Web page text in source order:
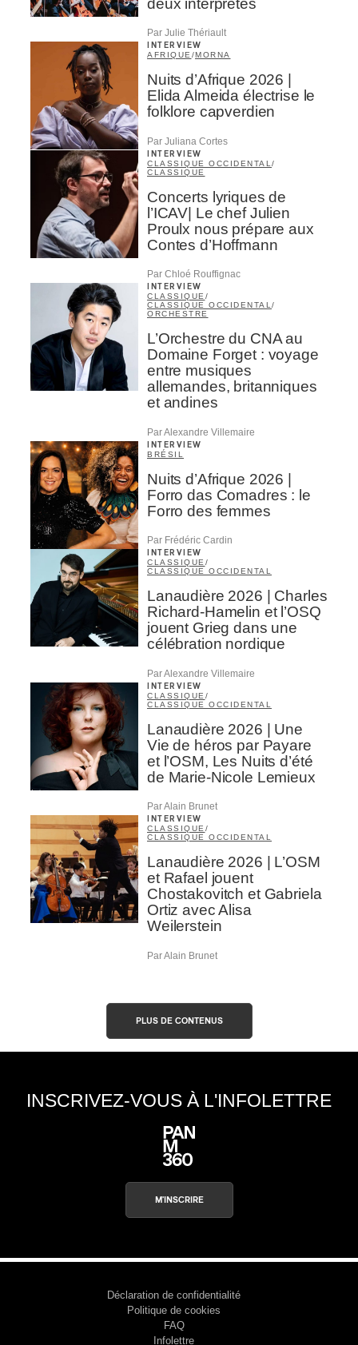
deux interprètes
Par Julie Thériault
INTERVIEW
AFRIQUE/MORNA
Nuits d’Afrique 2026 |
Elida Almeida électrise le
folklore capverdien
Par Juliana Cortes
INTERVIEW
CLASSIQUE OCCIDENTAL /
CLASSIQUE
Concerts lyriques de
l’ICAV| Le chef Julien
Proulx nous prépare aux
Contes d’Hoffmann
Par Chloé Rouffignac
INTERVIEW
CLASSIQUE/
CLASSIQUE OCCIDENTAL/
ORCHESTRE
L’Orchestre du CNA au
Domaine Forget : voyage
entre musiques
allemandes, britanniques
et andines
Par Alexandre Villemaire
INTERVIEW
BRÉSIL
Nuits d’Afrique 2026 |
Forro das Comadres : le
Forro des femmes
Par Frédéric Cardin
INTERVIEW
CLASSIQUE /
CLASSIQUE OCCIDENTAL
Lanaudière 2026 | Charles
Richard-Hamelin et l’OSQ
jouent Grieg dans une
célébration nordique
Par Alexandre Villemaire
INTERVIEW
CLASSIQUE /
CLASSIQUE OCCIDENTAL
Lanaudière 2026 | Une
Vie de héros par Payare
et l’OSM, Les Nuits d’été
de Marie-Nicole Lemieux
Par Alain Brunet
INTERVIEW
CLASSIQUE /
CLASSIQUE OCCIDENTAL
Lanaudière 2026 | L’OSM
et Rafael jouent
Chostakovitch et Gabriela
Ortiz avec Alisa
Weilerstein
Par Alain Brunet
PLUS DE CONTENUS
INSCRIVEZ-VOUS À L'INFOLETTRE
M'INSCRIRE
Déclaration de confidentialité
Politique de cookies
FAQ
Infolettre